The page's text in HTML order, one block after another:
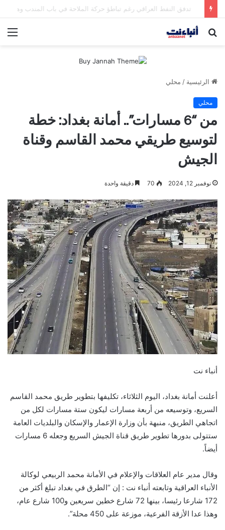
مقتل شخصين وإصابة 5 في إطلاق نار بمهرجان بمدينة سياتل الأميركية
بحث
الرئيسية / محلي
محلي
من “6 مسارات”.. أمانة بغداد: خطة
لتوسيع طريقي محمد القاسم وقناة
الجيش
نوفمبر 12, 2024 70 دقيقة واحدة
أنباء نت
أعلنت أمانة بغداد، اليوم الثلاثاء، تكليفها بتطوير طريق محمد القاسم
السريع، وتوسيعه من أربعة مسارات ليكون ستة مسارات لكل من
اتجاهي الطريق، منبهة بأن وزارة الإعمار والإسكان والبلديات العامة
ستتولى بدورها تطوير طريق قناة الجيش السريع وجعله 6 مسارات
أيضاً.
وقال مدير عام العلاقات والإعلام في الأمانة محمد الربيعي لوكالة
الأنباء العراقية وتابعته أنباء نت : إن “الطرق في بغداد تبلغ أكثر من
172 شارعا رئيسا، بينها 72 شارع خطين سريعين و100 شارع عام،
وهذا عدا الأزقة الفرعية، موزعة على 450 محلة”.